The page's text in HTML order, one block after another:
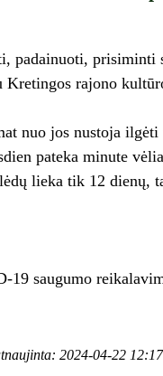
padainuoti, prisiminti
Kretingos rajono
nuo jos nustoja ilgėti
pateka minute
lieka tik 12 dienų,
saugumo
2024-04-22 12:17